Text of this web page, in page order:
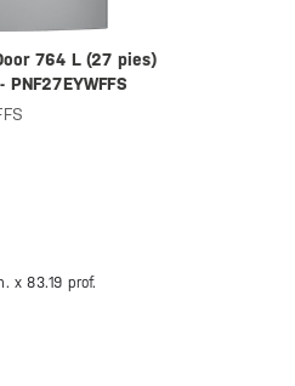
764 L (27 pies)
x83.19 prof.